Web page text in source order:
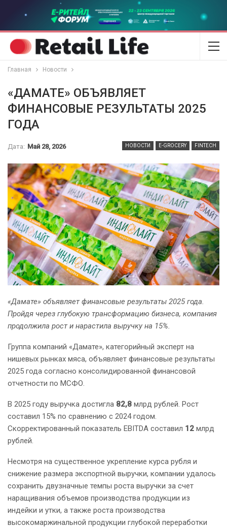
Главная Новости
«ДАМАТЕ» ОБЪЯВЛЯЕТ
ФИНАНСОВЫЕ РЕЗУЛЬТАТЫ 2025
ГОДА
НОВОСТИ E-GROCERY FINTECH
Дата: Май 28, 2026
«Дамате» объявляет финансовые результаты 2025 года.
Пройдя через глубокую трансформацию бизнеса, компания
продолжила рост и нарастила выручку на 15%.
Группа компаний «Дамате», категорийный эксперт на
нишевых рынках мяса, объявляет финансовые результаты
2025 года согласно консолидированной финансовой
отчетности по МСФО.
В 2025 году выручка достигла 82,8 млрд рублей. Рост
составил 15% по сравнению с 2024 годом.
Скорректированный показатель EBITDA составил 12 млрд
рублей.
Несмотря на существенное укрепление курса рубля и
снижение размера экспортной выручки, компании удалось
сохранить двузначные темпы роста выручки за счет
наращивания объемов производства продукции из
индейки и утки, а также роста производства
высокомаржинальной продукции глубокой переработки